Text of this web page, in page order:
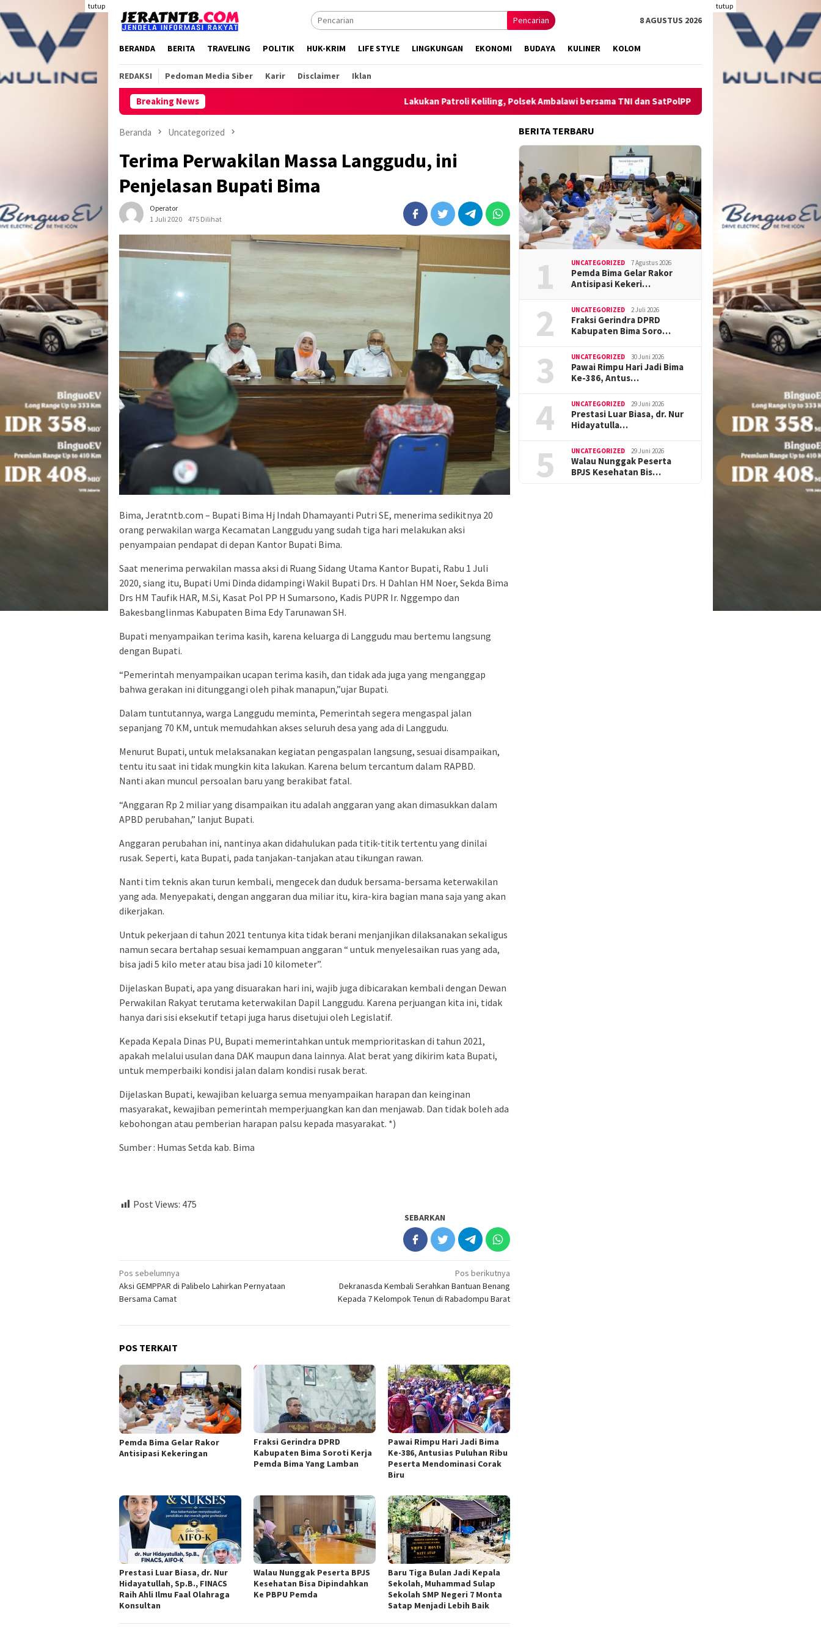
ke
konten
tutup tutup
Pencarian 8 AGUSTUS 2026
BERANDA BERITA TRAVELING POLITIK HUK-KRIM LIFE STYLE LINGKUNGAN EKONOMI BUDAYA KULINER KOLOM
REDAKSI Pedoman Media Siber Karir Disclaimer Iklan
Breaking News Lakukan Patroli Keliling, Polsek Ambalawi bersama TNI dan SatPolPP Sita Minuman Keras
Beranda Uncategorized
Terima Perwakilan Massa Langgudu, ini
Penjelasan Bupati Bima
Operator
1 Juli 2020
475 Dilihat
Bima, Jeratntb.com – Bupati Bima Hj Indah Dhamayanti Putri SE, menerima sedikitnya 20
orang perwakilan warga Kecamatan Langgudu yang sudah tiga hari melakukan aksi
penyampaian pendapat di depan Kantor Bupati Bima.
Saat menerima perwakilan massa aksi di Ruang Sidang Utama Kantor Bupati, Rabu 1 Juli
2020, siang itu, Bupati Umi Dinda didampingi Wakil Bupati Drs. H Dahlan HM Noer, Sekda Bima
Drs HM Taufik HAR, M.Si, Kasat Pol PP H Sumarsono, Kadis PUPR Ir. Nggempo dan
Bakesbanglinmas Kabupaten Bima Edy Tarunawan SH.
Bupati menyampaikan terima kasih, karena keluarga di Langgudu mau bertemu langsung
dengan Bupati.
“Pemerintah menyampaikan ucapan terima kasih, dan tidak ada juga yang menganggap
bahwa gerakan ini ditunggangi oleh pihak manapun,”ujar Bupati.
Dalam tuntutannya, warga Langgudu meminta, Pemerintah segera mengaspal jalan
sepanjang 70 KM, untuk memudahkan akses seluruh desa yang ada di Langgudu.
Menurut Bupati, untuk melaksanakan kegiatan pengaspalan langsung, sesuai disampaikan,
tentu itu saat ini tidak mungkin kita lakukan. Karena belum tercantum dalam RAPBD.
Nanti akan muncul persoalan baru yang berakibat fatal.
“Anggaran Rp 2 miliar yang disampaikan itu adalah anggaran yang akan dimasukkan dalam
APBD perubahan,” lanjut Bupati.
Anggaran perubahan ini, nantinya akan didahulukan pada titik-titik tertentu yang dinilai
rusak. Seperti, kata Bupati, pada tanjakan-tanjakan atau tikungan rawan.
Nanti tim teknis akan turun kembali, mengecek dan duduk bersama-bersama keterwakilan
yang ada. Menyepakati, dengan anggaran dua miliar itu, kira-kira bagian mana saja yang akan
dikerjakan.
Untuk pekerjaan di tahun 2021 tentunya kita tidak berani menjanjikan dilaksanakan sekaligus
namun secara bertahap sesuai kemampuan anggaran “ untuk menyelesaikan ruas yang ada,
bisa jadi 5 kilo meter atau bisa jadi 10 kilometer”.
Dijelaskan Bupati, apa yang disuarakan hari ini, wajib juga dibicarakan kembali dengan Dewan
Perwakilan Rakyat terutama keterwakilan Dapil Langgudu. Karena perjuangan kita ini, tidak
hanya dari sisi eksekutif tetapi juga harus disetujui oleh Legislatif.
Kepada Kepala Dinas PU, Bupati memerintahkan untuk memprioritaskan di tahun 2021,
apakah melalui usulan dana DAK maupun dana lainnya. Alat berat yang dikirim kata Bupati,
untuk memperbaiki kondisi jalan dalam kondisi rusak berat.
Dijelaskan Bupati, kewajiban keluarga semua menyampaikan harapan dan keinginan
masyarakat, kewajiban pemerintah memperjuangkan kan dan menjawab. Dan tidak boleh ada
kebohongan atau pemberian harapan palsu kepada masyarakat. *)
Sumber : Humas Setda kab. Bima
Post Views: 475
SEBARKAN
Navigasi
pos
Pos sebelumnya
Aksi GEMPPAR di Palibelo Lahirkan Pernyataan
Bersama Camat
Pos berikutnya
Dekranasda Kembali Serahkan Bantuan Benang
Kepada 7 Kelompok Tenun di Rabadompu Barat
POS TERKAIT
Pemda Bima Gelar Rakor
Antisipasi Kekeringan
Fraksi Gerindra DPRD
Kabupaten Bima Soroti Kerja
Pemda Bima Yang Lamban
Pawai Rimpu Hari Jadi Bima
Ke-386, Antusias Puluhan Ribu
Peserta Mendominasi Corak
Biru
Prestasi Luar Biasa, dr. Nur
Hidayatullah, Sp.B., FINACS
Raih Ahli Ilmu Faal Olahraga
Konsultan
Walau Nunggak Peserta BPJS
Kesehatan Bisa Dipindahkan
Ke PBPU Pemda
Baru Tiga Bulan Jadi Kepala
Sekolah, Muhammad Sulap
Sekolah SMP Negeri 7 Monta
Satap Menjadi Lebih Baik
BERITA TERBARU
1 UNCATEGORIZED 7 Agustus 2026
Pemda Bima Gelar Rakor
Antisipasi Kekeri…
2 UNCATEGORIZED 2 Juli 2026
Fraksi Gerindra DPRD
Kabupaten Bima Soro…
3 UNCATEGORIZED 30 Juni 2026
Pawai Rimpu Hari Jadi Bima
Ke-386, Antus…
4 UNCATEGORIZED 29 Juni 2026
Prestasi Luar Biasa, dr. Nur
Hidayatulla…
5 UNCATEGORIZED 29 Juni 2026
Walau Nunggak Peserta
BPJS Kesehatan Bis…